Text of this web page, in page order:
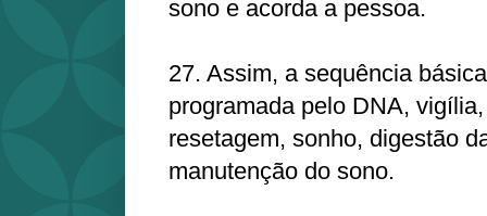
sono e acorda a pessoa.
27. Assim, a sequência
programada pelo DNA,
resetagem, sonho, digestão
manutenção do sono.